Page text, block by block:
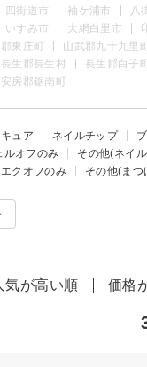
四街道市 袖ケ浦市 八
いすみ市 大網白里市
東庄町 山武郡九十九里町
長生郡長生村 長生郡白子町
安房郡鋸南町
ュア ネイルチップ
ルオフのみ その他(ネイ
クオフのみ その他(まつ
気が高い順 価格